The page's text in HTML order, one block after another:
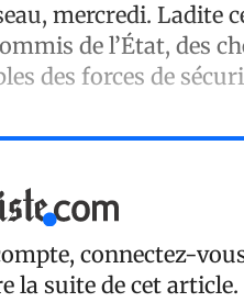
mercredi. Ladite
de l’État, des
des forces de
connectez-
la suite de cet article.